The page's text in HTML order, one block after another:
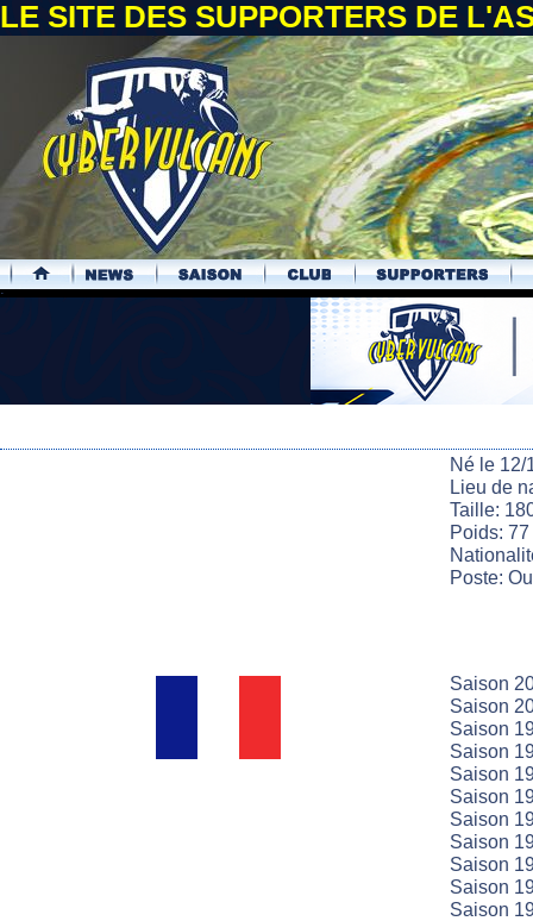
LE SITE DES SUPPORTERS DE
.
Né le 12/
Lieu de
Taille:
Poids:
Poste:
Saison
Saison
Saison
Saison
Saison
Saison
Saison
Saison
Saison
Saison
Saison